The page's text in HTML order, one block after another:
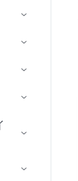
）
索
読者
ード
ー
ム）
ィ
を有
（バ
に
取
ケー
リの
員